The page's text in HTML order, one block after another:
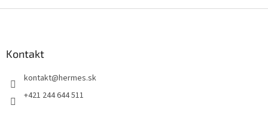
Kontakt
kontakt@hermes.sk
+421 244 644 511